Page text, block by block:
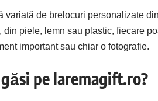
variată de brelocuri personalizate
piele, lemn sau plastic, fiecare
important sau chiar o fotografie.
pe laremagift.ro?